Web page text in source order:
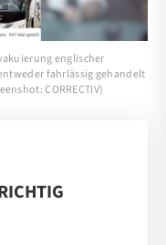
englischer
fahrlässig gehandelt
CORRECTIV)